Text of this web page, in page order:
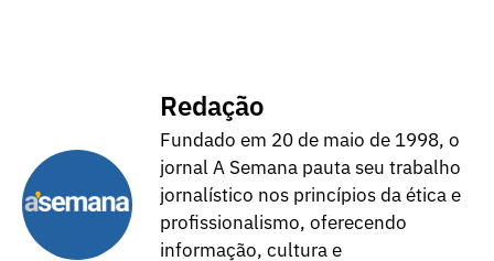
Redação
Fundado em 20 de maio de 1998, o
jornal A Semana pauta seu trabalho
jornalístico nos princípios da ética e
profissionalismo, oferecendo
informação, cultura e